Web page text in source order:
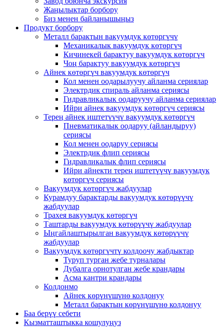
Жаңылыктар борбору
Биз менен байланышыңыз
Продукт борбору
Металл барактын вакуумдук көтөргүчү
Механикалык вакуумдук көтөргүч
Кичинекей барактуу вакуумдук көтөргүч
Чоң барактуу вакуумдук көтөргүч
Айнек көтөргүч вакуумдук көтөргүч
Кол менен оодарылуучу айланма сериялар
Электрдик спираль айланма сериясы
Гидравликалык оодаруучу айланма сериялар
Ийри айнек вакуумдук көтөргүч сериясы
Терең айнек иштетүүчү вакуумдук көтөргүч
Пневматикалык оодаруу (айландыруу)
сериясы
Кол менен оодаруу сериясы
Электрдик флип сериясы
Гидравликалык флип сериясы
Ийри айнекти терең иштетүүчү вакуумдук
көтөргүч сериясы
Вакуумдук көтөргүч жабдуулар
Курамдуу барактарды вакуумдук көтөрүүчү
жабдуулар
Трахея вакуумдук көтөргүч
Таштарды вакуумдук көтөрүүчү жабдуулар
Ыңгайлаштырылган вакуумдук көтөрүүчү
жабдуулар
Вакуумдук көтөргүчтү колдоочу жабдыктар
Туруп турган жебе турналары
Дубалга орнотулган жебе крандары
Асма кантри крандары
Колдонмо
Айнек көрүнүшүнө колдонуу
Металл барактын көрүнүшүнө колдонуу
Баа берүү себети
Кызматташтыкка кошулуңуз